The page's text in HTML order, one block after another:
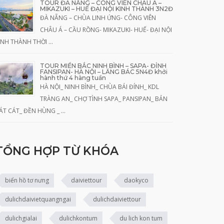
TOUR ĐÀ NẴNG – CÔNG VIÊN CHÂU Á –
MIKAZUKI – HUẾ ĐẠI NỘI KINH THÀNH 3N2Đ
ĐÀ NẴNG – CHÙA LINH ỨNG- CÔNG VIÊN
CHÂU Á – CẦU RỒNG- MIKAZUKI- HUẾ- ĐẠI NỘI
THÀNH THỜI …
TOUR MIỀN BẮC NINH BÌNH – SAPA- ĐỈNH
FANSIPAN- HÀ NỘI – LĂNG BÁC 5N4Đ khởi
hành thứ 4 hàng tuần
HÀ NỘI_ NINH BÌNH_ CHÙA BÁI ĐÍNH_ KDL
TRÀNG AN_ CHỢ TÌNH SAPA_ PANSIPAN_ BẢN
CÁT_ ĐỀN HÙNG _ …
HỢP TỪ KHÓA
biển hồ tơ nưng daiviettour daokyco
dulichdaivietquangngai dulichdaiviettour
dulichgialai dulichkontum du lich kon tum